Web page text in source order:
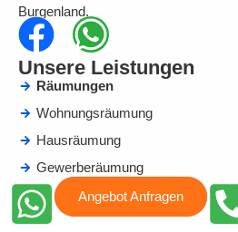
Burgenland.
Unsere Leistungen
Räumungen
Wohnungsräumung
Hausräumung
Gewerberäumung
Verlassenschaftsräumung
Messi Räumung
Angebot Anfragen